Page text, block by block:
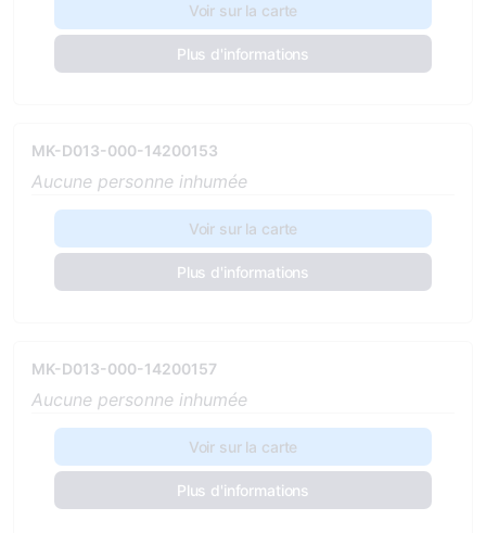
Voir sur la carte
Plus d'informations
MK-D013-000-14200153
Aucune personne inhumée
Voir sur la carte
Plus d'informations
MK-D013-000-14200157
Aucune personne inhumée
Voir sur la carte
Plus d'informations